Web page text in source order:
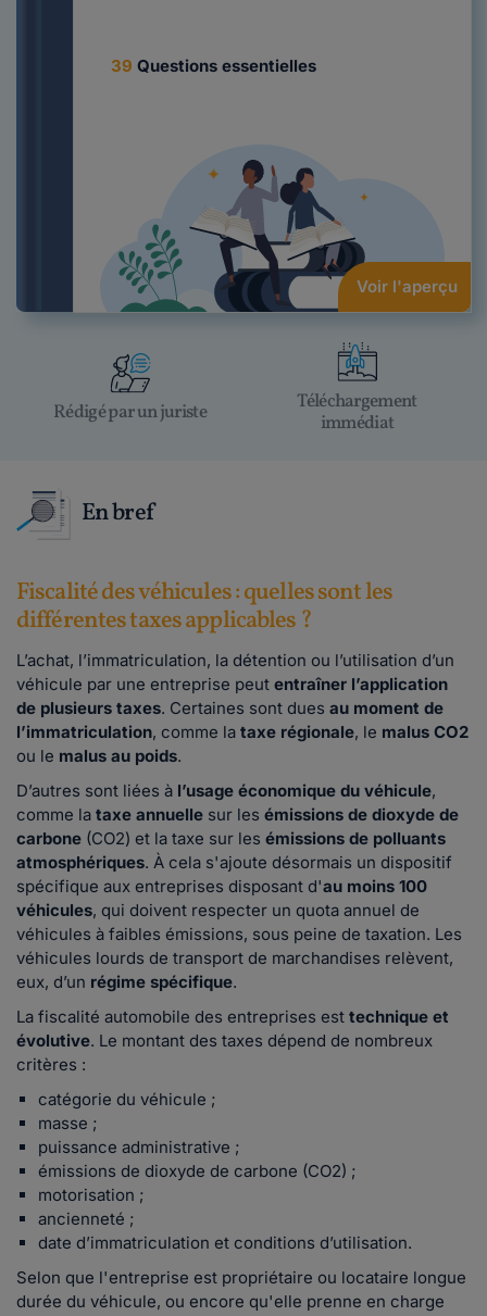
39 Questions essentielles
Voir l'aperçu
Rédigé par un juriste
Téléchargement
immédiat
En bref
Fiscalité des véhicules : quelles sont les
différentes taxes applicables ?
L’achat, l’immatriculation, la détention ou l’utilisation d’un
véhicule par une entreprise peut entraîner l’application
de plusieurs taxes. Certaines sont dues au moment de
l’immatriculation, comme la taxe régionale, le malus CO2
ou le malus au poids.
D’autres sont liées à l’usage économique du véhicule,
comme la taxe annuelle sur les émissions de dioxyde de
carbone (CO2) et la taxe sur les émissions de polluants
atmosphériques. À cela s'ajoute désormais un dispositif
spécifique aux entreprises disposant d'au moins 100
véhicules, qui doivent respecter un quota annuel de
véhicules à faibles émissions, sous peine de taxation. Les
véhicules lourds de transport de marchandises relèvent,
eux, d’un régime spécifique.
La fiscalité automobile des entreprises est technique et
évolutive. Le montant des taxes dépend de nombreux
critères :
catégorie du véhicule ;
masse ;
puissance administrative ;
émissions de dioxyde de carbone (CO2) ;
motorisation ;
ancienneté ;
date d’immatriculation et conditions d’utilisation.
Selon que l'entreprise est propriétaire ou locataire longue
durée du véhicule, ou encore qu'elle prenne en charge